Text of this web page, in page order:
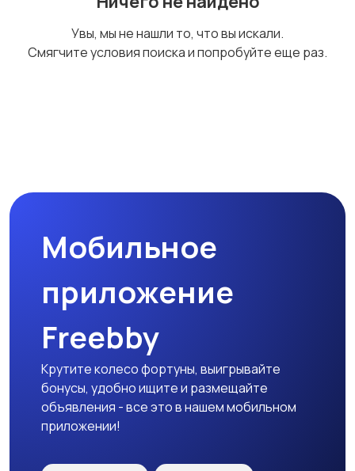
стабилизаторы
оборудование
Увы, мы не нашли то, что вы искали.
Смягчите условия поиска и попробуйте еще раз.
Мобильное
приложение
Freebby
Крутите колесо фортуны, выигрывайте
бонусы, удобно ищите и размещайте
объявления - все это в нашем мобильном
приложении!